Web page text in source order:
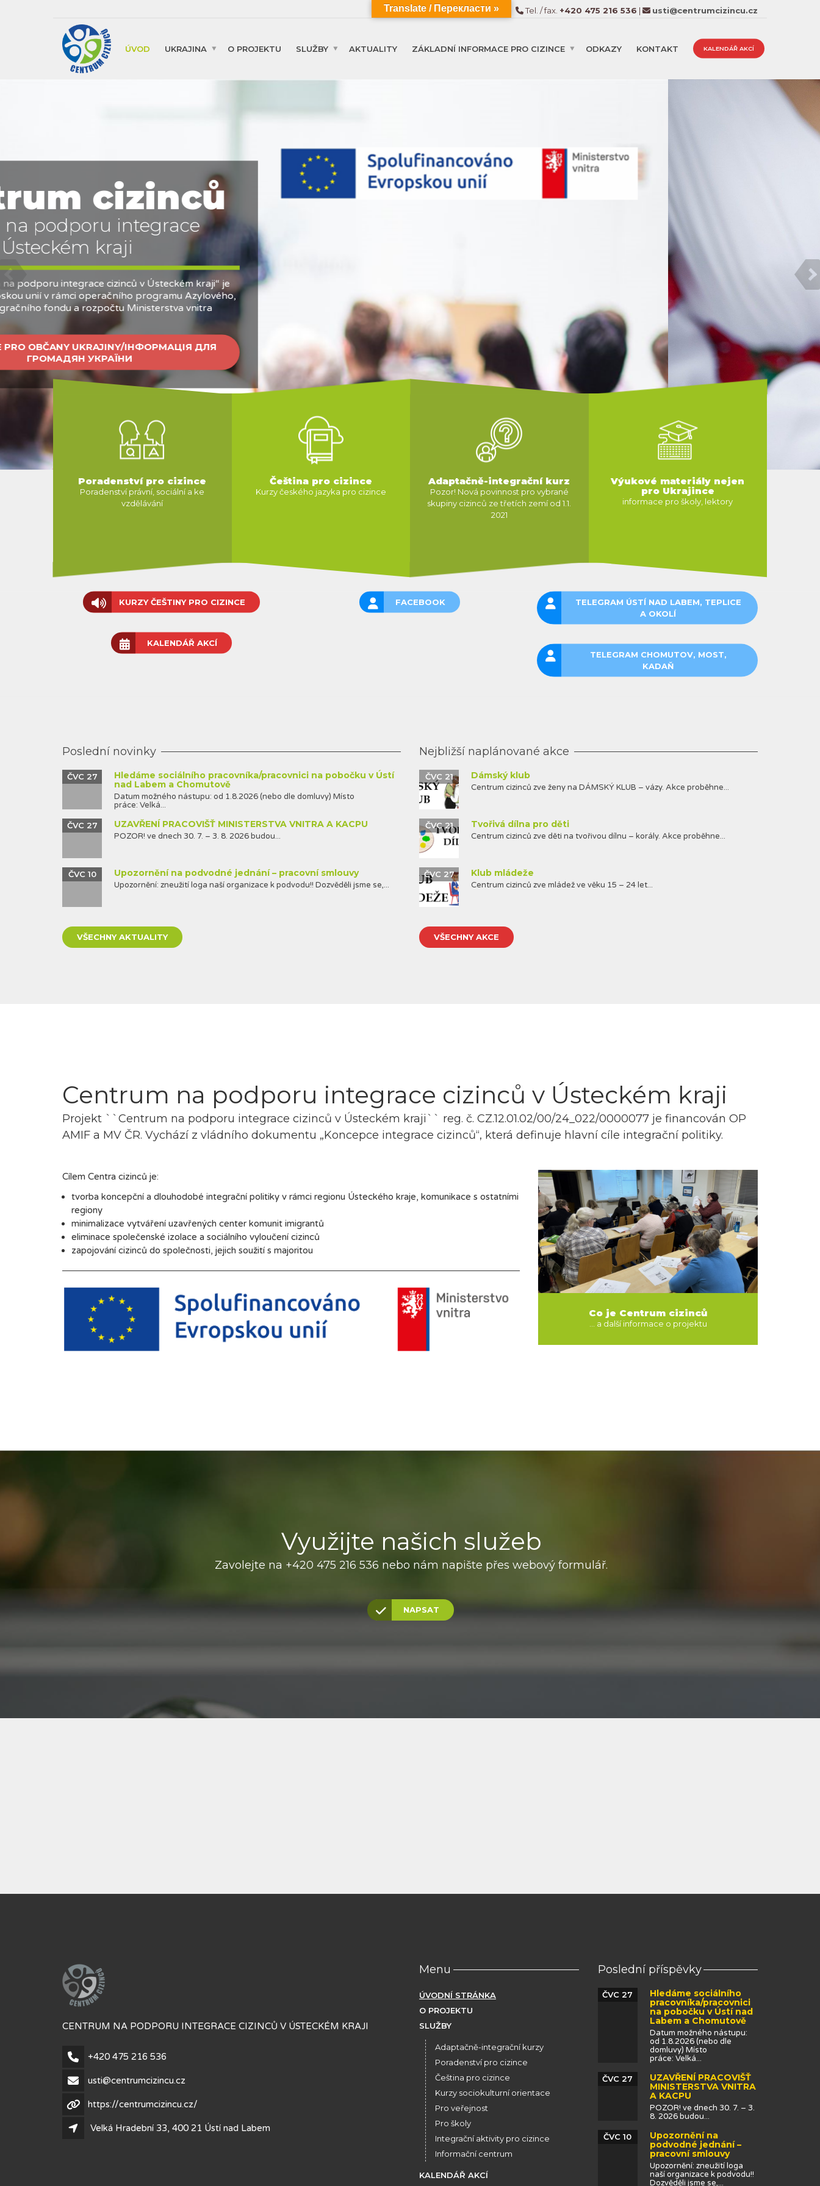
Tel. / fax. +420 475 216 536 | usti@centrumcizincu.cz
ÚVOD UKRAJINA O PROJEKTU SLUŽBY AKTUALITY ZÁKLADNÍ INFORMACE PRO CIZINCE ODKAZY KONTAKT KALENDÁŘ AKCÍ
pro
Ukrajiny
громадян
ІНФОРМАЦІЇ
Poradenství pro cizince
Poradenství právní, sociální a ke
vzdělávání
Čeština pro cizince
Kurzy českého jazyka pro cizince
Adaptačně-integrační kurz
Pozor! Nová povinnost pro vybrané
skupiny cizinců ze třetích zemí od 1.1.
2021
Výukové materiály nejen
pro Ukrajince
informace pro školy, lektory
KURZY ČEŠTINY PRO CIZINCE
KALENDÁŘ AKCÍ
FACEBOOK
TELEGRAM ÚSTÍ NAD LABEM, TEPLICE
A OKOLÍ
TELEGRAM CHOMUTOV, MOST,
KADAŇ
Poslední novinky
Hledáme sociálního pracovníka/pracovnici na pobočku v Ústí
nad Labem a Chomutově
ČVC 27
Datum možného nástupu: od 1.8.2026 (nebo dle domluvy) Místo
práce: Velká...
UZAVŘENÍ PRACOVIŠŤ MINISTERSTVA VNITRA A KACPU
ČVC 27
POZOR! ve dnech 30. 7. – 3. 8. 2026 budou...
Upozornění na podvodné jednání – pracovní smlouvy
ČVC 10
Upozornění: zneužití loga naší organizace k podvodu!! Dozvěděli jsme se,...
VŠECHNY AKTUALITY
Nejbližší naplánované akce
Dámský klub
ČVC 21
Centrum cizinců zve ženy na DÁMSKÝ KLUB – vázy. Akce proběhne...
Tvořivá dílna pro děti
ČVC 21
Centrum cizinců zve děti na tvořivou dílnu – korály. Akce proběhne...
Klub mládeže
ČVC 27
Centrum cizinců zve mládež ve věku 15 – 24 let...
VŠECHNY AKCE
Centrum na podporu integrace cizinců v Ústeckém kraji
Projekt ``Centrum na podporu integrace cizinců v Ústeckém kraji`` reg. č. CZ.12.01.02/00/24_022/0000077 je financován OP
AMIF a MV ČR. Vychází z vládního dokumentu „Koncepce integrace cizinců“, která definuje hlavní cíle integrační politiky.
Cílem Centra cizinců je:
tvorba koncepční a dlouhodobé integrační politiky v rámci regionu Ústeckého kraje, komunikace s ostatními
regiony
minimalizace vytváření uzavřených center komunit imigrantů
eliminace společenské izolace a sociálního vyloučení cizinců
zapojování cizinců do společnosti, jejich soužití s majoritou
Co je Centrum cizinců
... a další informace o projektu
Využijte našich služeb
Zavolejte na +420 475 216 536 nebo nám napište přes webový formulář.
NAPSAT
CENTRUM NA PODPORU INTEGRACE CIZINCŮ V ÚSTECKÉM KRAJI
+420 475 216 536
usti@centrumcizincu.cz
https://centrumcizincu.cz/
Velká Hradební 33, 400 21 Ústí nad Labem
Menu
ÚVODNÍ STRÁNKA
O PROJEKTU
SLUŽBY
Adaptačně-integrační kurzy
Poradenství pro cizince
Čeština pro cizince
Kurzy sociokulturní orientace
Pro veřejnost
Pro školy
Integrační aktivity pro cizince
Informační centrum
KALENDÁŘ AKCÍ
Poslední příspěvky
Hledáme sociálního
pracovníka/pracovnici
na pobočku v Ústí nad
Labem a Chomutově
ČVC 27
Datum možného nástupu:
od 1.8.2026 (nebo dle
domluvy) Místo
práce: Velká...
UZAVŘENÍ PRACOVIŠŤ
MINISTERSTVA VNITRA
A KACPU
ČVC 27
POZOR! ve dnech 30. 7. – 3.
8. 2026 budou...
Upozornění na
podvodné jednání –
pracovní smlouvy
ČVC 10
Upozornění: zneužití loga
naší organizace k podvodu!!
Dozvěděli jsme se,...
Translate / Перекласти »